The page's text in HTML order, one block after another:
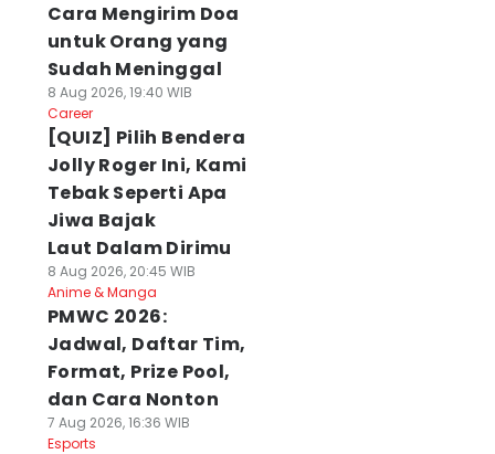
Cara Mengirim Doa
untuk Orang yang
Sudah Meninggal
8 Aug 2026, 19:40 WIB
Career
[QUIZ] Pilih Bendera
Jolly Roger Ini, Kami
Tebak Seperti Apa
Jiwa Bajak
Laut Dalam Dirimu
8 Aug 2026, 20:45 WIB
Anime & Manga
PMWC 2026:
Jadwal, Daftar Tim,
Format, Prize Pool,
dan Cara Nonton
7 Aug 2026, 16:36 WIB
Esports